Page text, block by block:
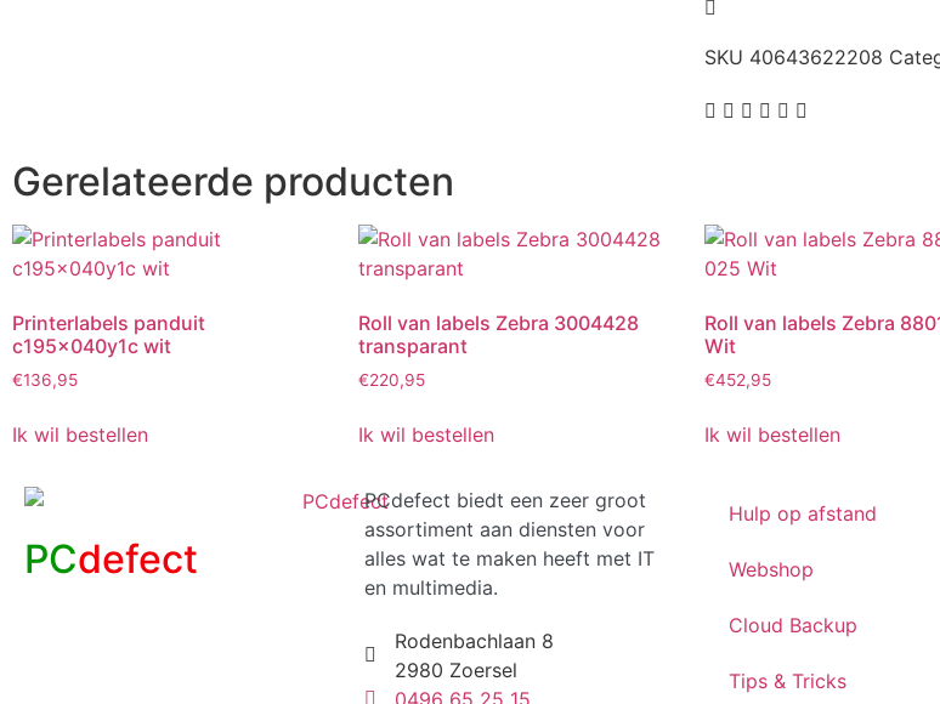
SKU 40643622208
Gerelateerde producten
Printerlabels panduit
c195x040y1c wit
€136,95
Ik wil bestellen
Roll van labels Zebra 3004428
transparant
€220,95
Ik wil bestellen
Roll van labels Zebra
Wit
€452,95
Ik wil bestellen
PCdefect
PCdefect biedt een zeer groot
assortiment aan diensten voor
alles wat te maken heeft met IT
en multimedia.
Rodenbachlaan 8
2980 Zoersel
0496 65 25 15
Hulp op afstand
Webshop
Cloud Backup
Tips & Tricks